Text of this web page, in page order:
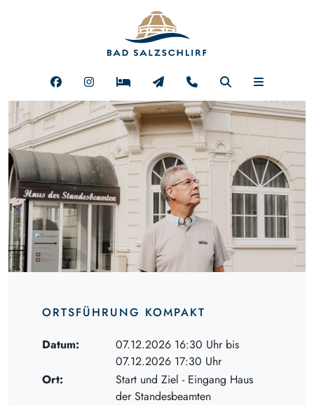
ORTSFÜHRUNG KOMPAKT
Datum:
07.12.2026 16:30 Uhr bis
07.12.2026 17:30 Uhr
Ort:
Start und Ziel - Eingang Haus
der Standesbeamten